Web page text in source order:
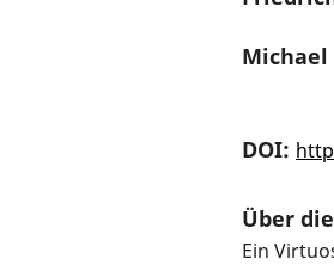
Michael
DOI:
Über
Ein